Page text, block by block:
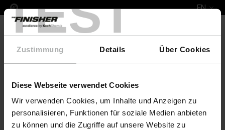
TEST
Zustimmung Details Über Cookies
Diese Webseite verwendet Cookies
Wir verwenden Cookies, um Inhalte und Anzeigen zu
personalisieren, Funktionen für soziale Medien anbieten
zu können und die Zugriffe auf unsere Website zu
EN
COLOURLOCK Leather Fresh 100 ml Carina